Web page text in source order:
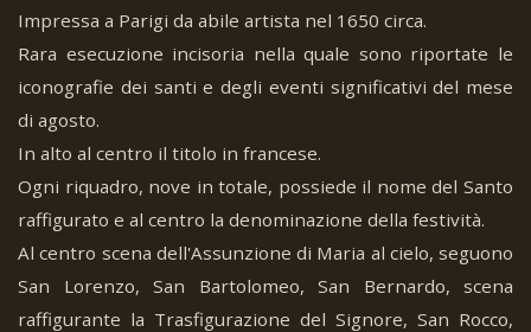
Impressa a Parigi da abile artista nel 1650 circa.
Rara esecuzione incisoria nella quale sono riportate le
iconografie dei santi e degli eventi significativi del mese
di agosto.
In alto al centro il titolo in francese.
Ogni riquadro, nove in totale, possiede il nome del Santo
raffigurato e al centro la denominazione della festività.
Al centro scena dell'Assunzione di Maria al cielo, seguono
San Lorenzo, San Bartolomeo, San Bernardo, scena
raffigurante la Trasfigurazione del Signore, San Rocco,